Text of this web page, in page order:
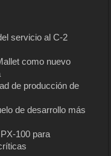
servicio al C-2
como nuevo
de producción de
de desarrollo más
100 para